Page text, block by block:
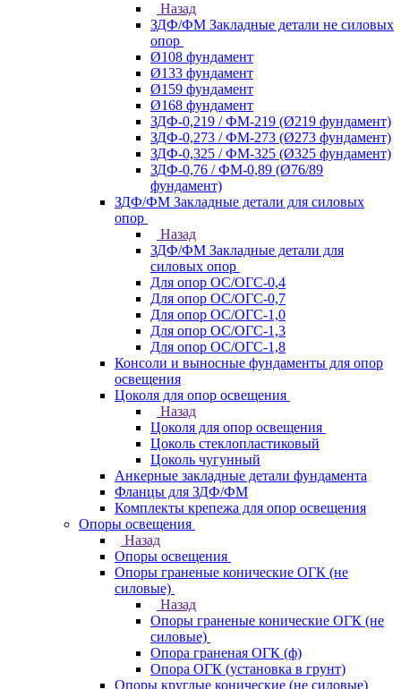
Назад
ЗДФ/ФМ Закладные детали не силовых
опор
Ø108 фундамент
Ø133 фундамент
Ø159 фундамент
Ø168 фундамент
ЗДФ-0,219 / ФМ-219 (Ø219 фундамент)
ЗДФ-0,273 / ФМ-273 (Ø273 фундамент)
ЗДФ-0,325 / ФМ-325 (Ø325 фундамент)
ЗДФ-0,76 / ФМ-0,89 (Ø76/89
фундамент)
ЗДФ/ФМ Закладные детали для силовых
опор
Назад
ЗДФ/ФМ Закладные детали для
силовых опор
Для опор ОС/ОГС-0,4
Для опор ОС/ОГС-0,7
Для опор ОС/ОГС-1,0
Для опор ОС/ОГС-1,3
Для опор ОС/ОГС-1,8
Консоли и выносные фундаменты для опор
освещения
Цоколя для опор освещения
Назад
Цоколя для опор освещения
Цоколь стеклопластиковый
Цоколь чугунный
Анкерные закладные детали фундамента
Фланцы для ЗДФ/ФМ
Комплекты крепежа для опор освещения
Опоры освещения
Назад
Опоры освещения
Опоры граненые конические ОГК (не
силовые)
Назад
Опоры граненые конические ОГК (не
силовые)
Опора граненая ОГК (ф)
Опора ОГК (установка в грунт)
Опоры круглые конические (не силовые)